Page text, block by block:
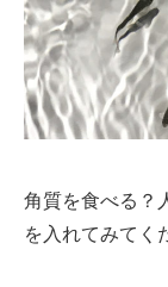
角質を食べる？
を入れてみてく